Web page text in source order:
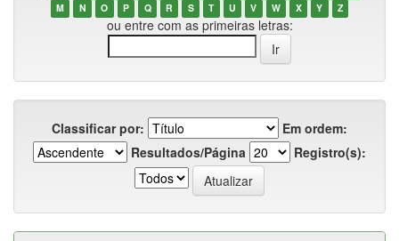
M
N O P Q R S T U V W X Y Z
ou entre com as primeiras letras:
Classificar por:
Em ordem:
Resultados/Página
Registro(s):